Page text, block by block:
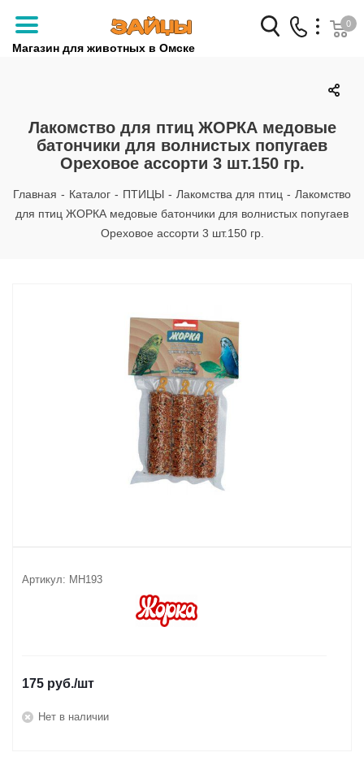
Магазин для животных в Омске
Заказать звонок
+7 (3812) 79-04-04
+7 (950) 959-88-32
0
Лакомство для птиц ЖОРКА медовые
батончики для волнистых попугаев
Ореховое ассорти 3 шт.150 гр.
Главная - Каталог - ПТИЦЫ - Лакомства для птиц - Лакомство
для птиц ЖОРКА медовые батончики для волнистых попугаев
Ореховое ассорти 3 шт.150 гр.
Артикул: МН193
175 руб./шт
Нет в наличии